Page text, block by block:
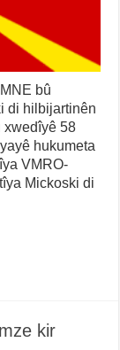
bû
di hilbijartinên
xwedîyê 58
hukumeta
VMRO-
Mickoski di
kir